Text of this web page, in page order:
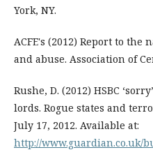
York, NY.
ACFE's (2012) Report to
and abuse. Association of
Rushe, D. (2012) HSBC
lords. Rogue states and
July 17, 2012. Available at:
http://www.guardian.co.uk/